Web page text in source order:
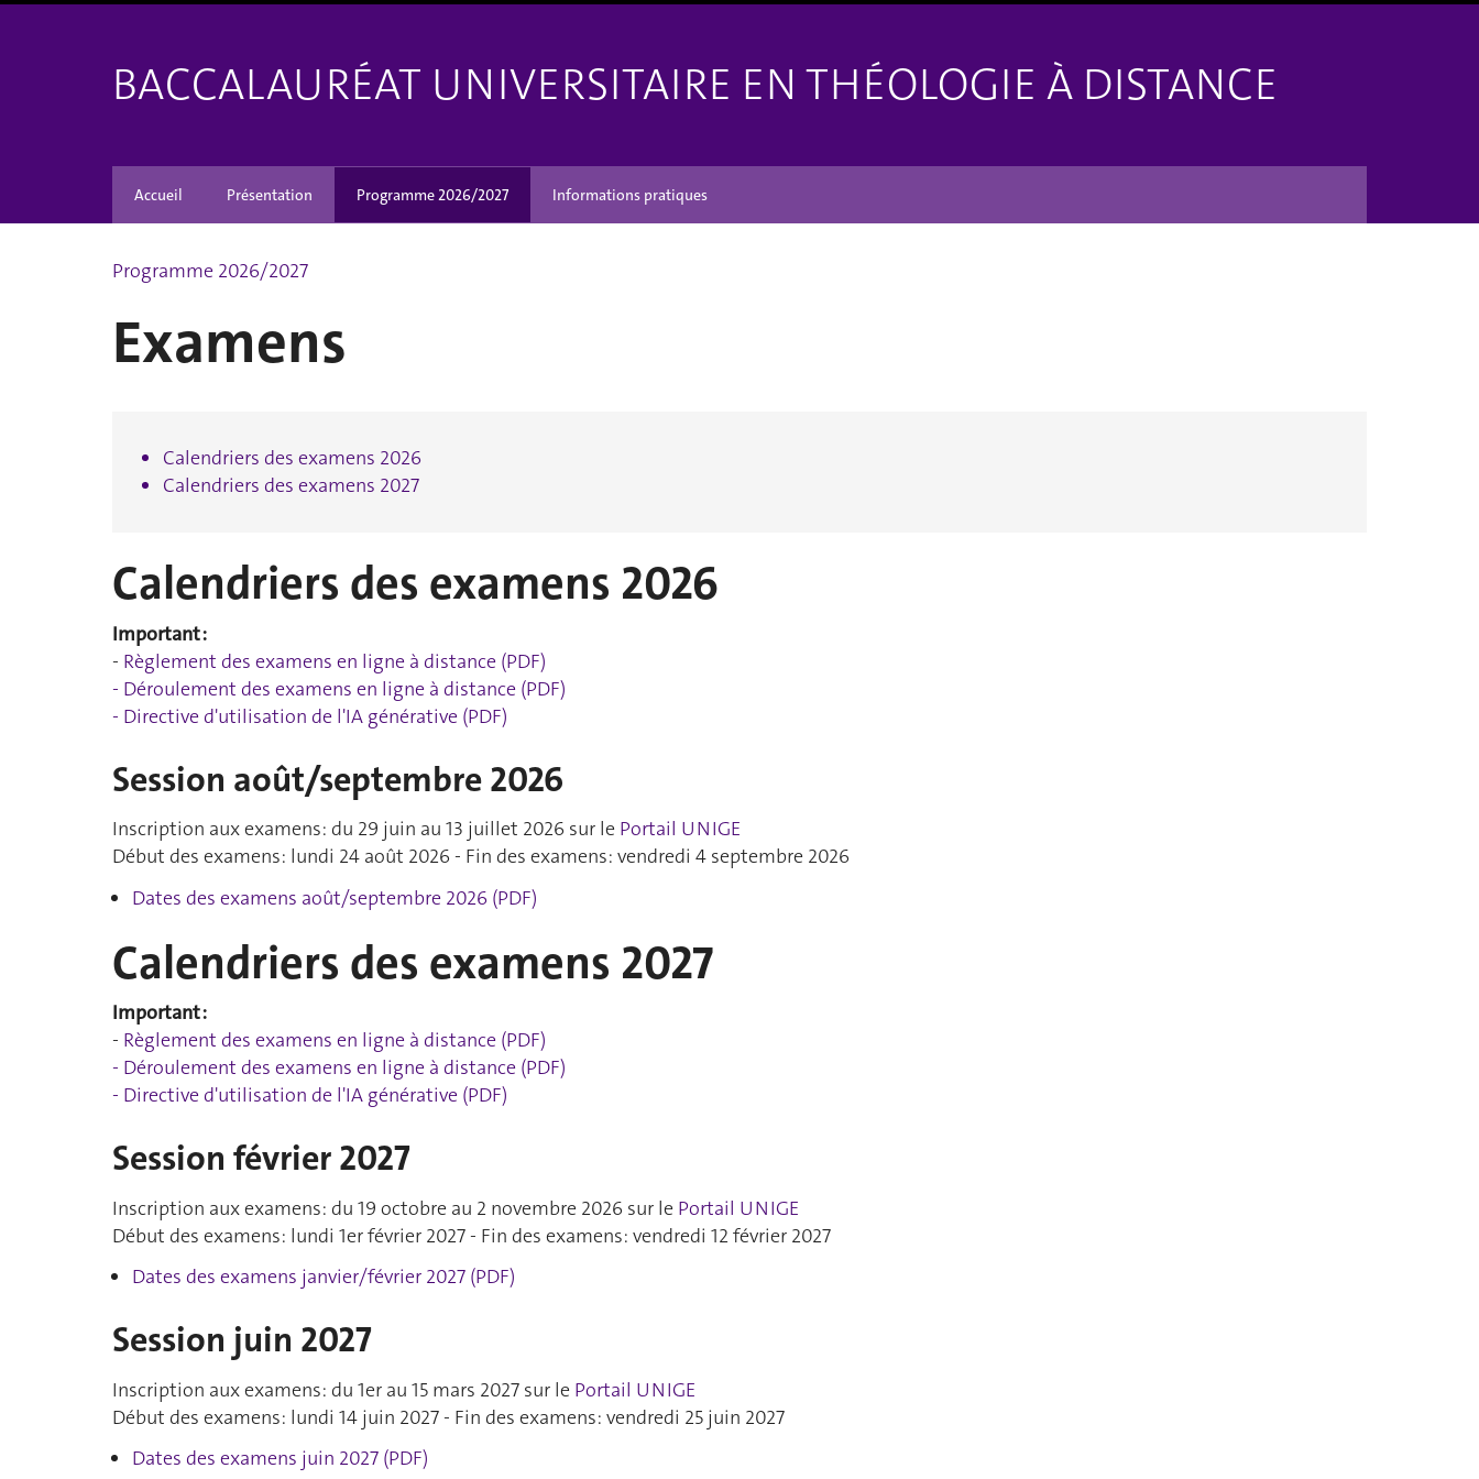
BACCALAURÉAT UNIVERSITAIRE EN THÉOLOGIE À DISTANCE
Accueil Présentation Programme 2026/2027 Informations pratiques
Programme 2026/2027
Examens
Calendriers des examens 2026
Calendriers des examens 2027
Calendriers des examens 2026
Important :
- Règlement des examens en ligne à distance (PDF)
- Déroulement des examens en ligne à distance (PDF)
- Directive d'utilisation de l'IA générative (PDF)
Session août/septembre 2026
Inscription aux examens: du 29 juin au 13 juillet 2026 sur le Portail UNIGE
Début des examens: lundi 24 août 2026 - Fin des examens: vendredi 4 septembre 2026
Dates des examens août/septembre 2026 (PDF)
Calendriers des examens 2027
Important :
- Règlement des examens en ligne à distance (PDF)
- Déroulement des examens en ligne à distance (PDF)
- Directive d'utilisation de l'IA générative (PDF)
Session février 2027
Inscription aux examens: du 19 octobre au 2 novembre 2026 sur le Portail UNIGE
Début des examens: lundi 1er février 2027 - Fin des examens: vendredi 12 février 2027
Dates des examens janvier/février 2027 (PDF)
Session juin 2027
Inscription aux examens: du 1er au 15 mars 2027 sur le Portail UNIGE
Début des examens: lundi 14 juin 2027 - Fin des examens: vendredi 25 juin 2027
Dates des examens juin 2027 (PDF)